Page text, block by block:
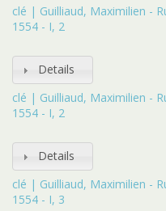
clé | Guilliaud, Maximilien -
1554 - I, 2
Details
clé | Guilliaud, Maximilien -
1554 - I, 2
Details
clé | Guilliaud, Maximilien -
1554 - I, 3